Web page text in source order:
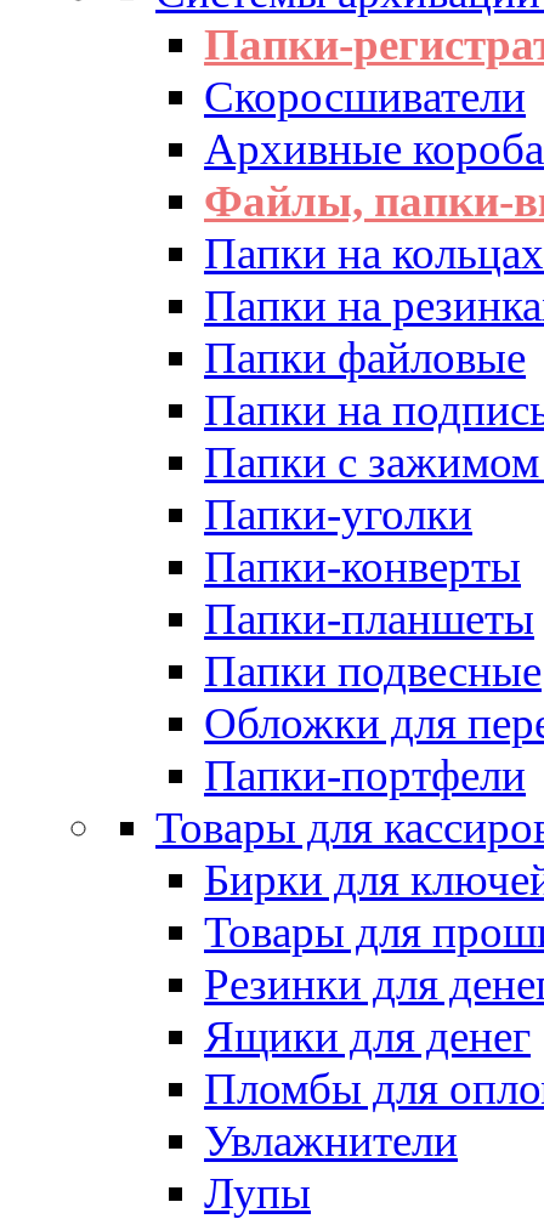
Папки-
Скоросшиватели
Архивные
Файлы, папки-
Папки на кольцах
Папки на
Папки файловые
Папки на
Папки с
Папки-уголки
Папки-конверты
Папки-планшеты
Папки подвесные
Обложки для
Папки-портфели
Товары для
Бирки для
Товары для
Резинки для
Ящики для денег
Пломбы для
Увлажнители
Лупы